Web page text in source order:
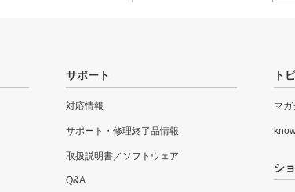
サポート
対応情報
サポート・修理終了品情報
取扱説明書／ソフトウェア
Q&A
ト
マガ
シ